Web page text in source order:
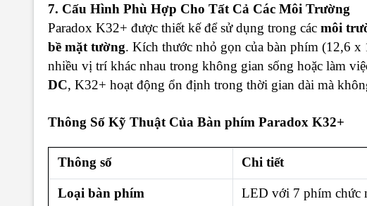
7. Cấu Hình Phù Hợp Cho Tất Cả Các Môi Trường
Paradox K32+ được thiết kế để sử dụng trong các môi
bề mặt tường. Kích thước nhỏ gọn của bàn phím (12,6 x
nhiều vị trí khác nhau trong không gian sống hoặc làm
DC, K32+ hoạt động ổn định trong thời gian dài mà
Thông Số Kỹ Thuật Của Bàn phím Paradox K32+
Thông số Chi tiết
Loại bàn phím LED với 7 phím chức